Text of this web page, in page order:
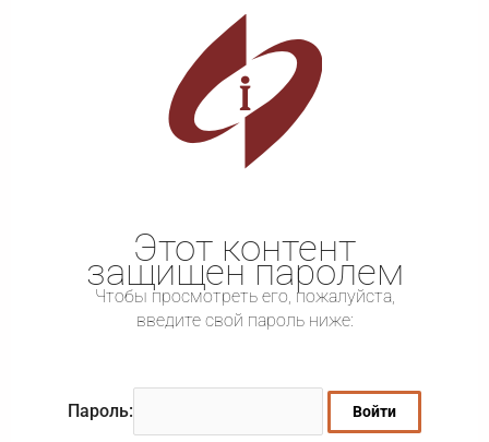
Этот контент
защищен паролем
Чтобы просмотреть его, пожалуйста,
введите свой пароль ниже:
Пароль: